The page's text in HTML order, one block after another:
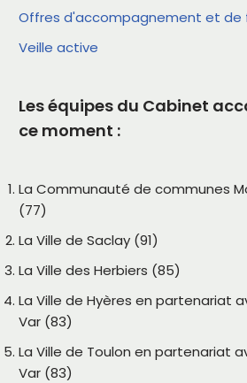
Offres d'accompagnement et de
Veille active
Les équipes du Cabinet
ce moment :
La Communauté de communes
(77)
La Ville de Saclay (91)
La Ville des Herbiers (85)
La Ville de Hyères en partenariat
Var (83)
La Ville de Toulon en partenariat
Var (83)